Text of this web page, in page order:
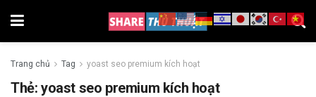
Trang chủ Tag yoast seo premium kích hoạt
Thẻ:yoast seo premium kích hoạt